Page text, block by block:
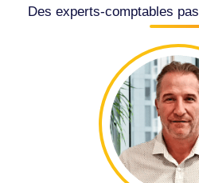
Des experts-comptables